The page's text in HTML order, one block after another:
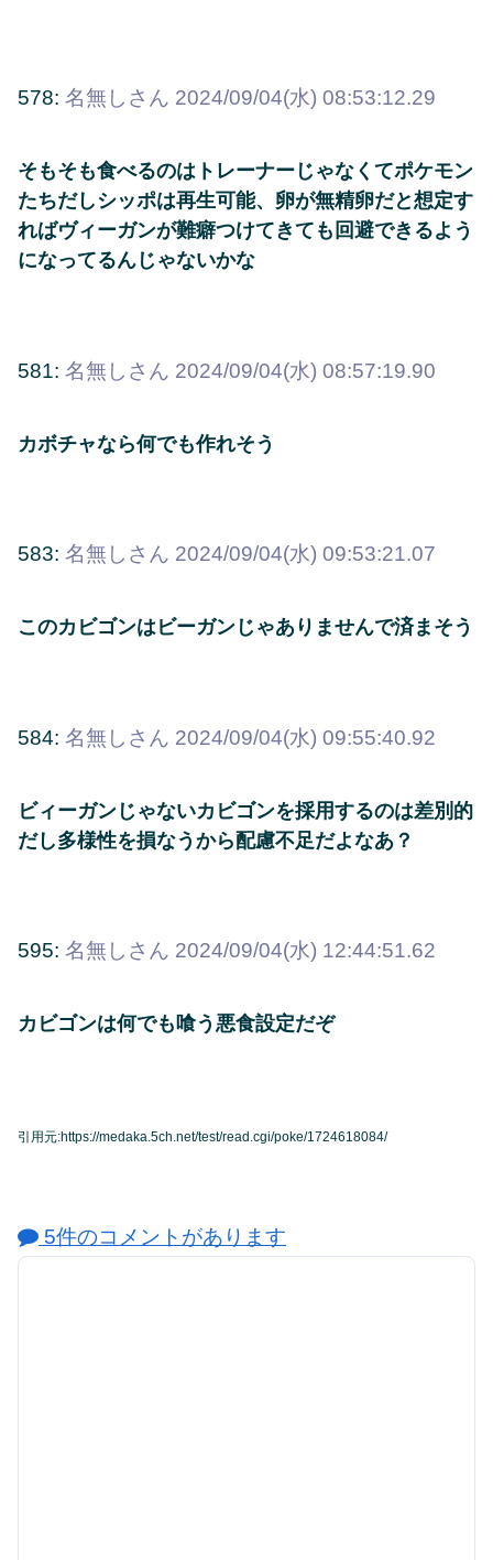
578: 名無しさん 2024/09/04(水) 08:53:12.29
そもそも食べるのはトレーナーじゃなくてポケモン
たちだしシッポは再生可能、卵が無精卵だと想定す
ればヴィーガンが難癖つけてきても回避できるよう
になってるんじゃないかな
581: 名無しさん 2024/09/04(水) 08:57:19.90
カボチャなら何でも作れそう
583: 名無しさん 2024/09/04(水) 09:53:21.07
このカビゴンはビーガンじゃありませんで済まそう
584: 名無しさん 2024/09/04(水) 09:55:40.92
ビィーガンじゃないカビゴンを採用するのは差別的
だし多様性を損なうから配慮不足だよなあ？
595: 名無しさん 2024/09/04(水) 12:44:51.62
カビゴンは何でも喰う悪食設定だぞ
引用元:https://medaka.5ch.net/test/read.cgi/poke/1724618084/
5件のコメントがあります